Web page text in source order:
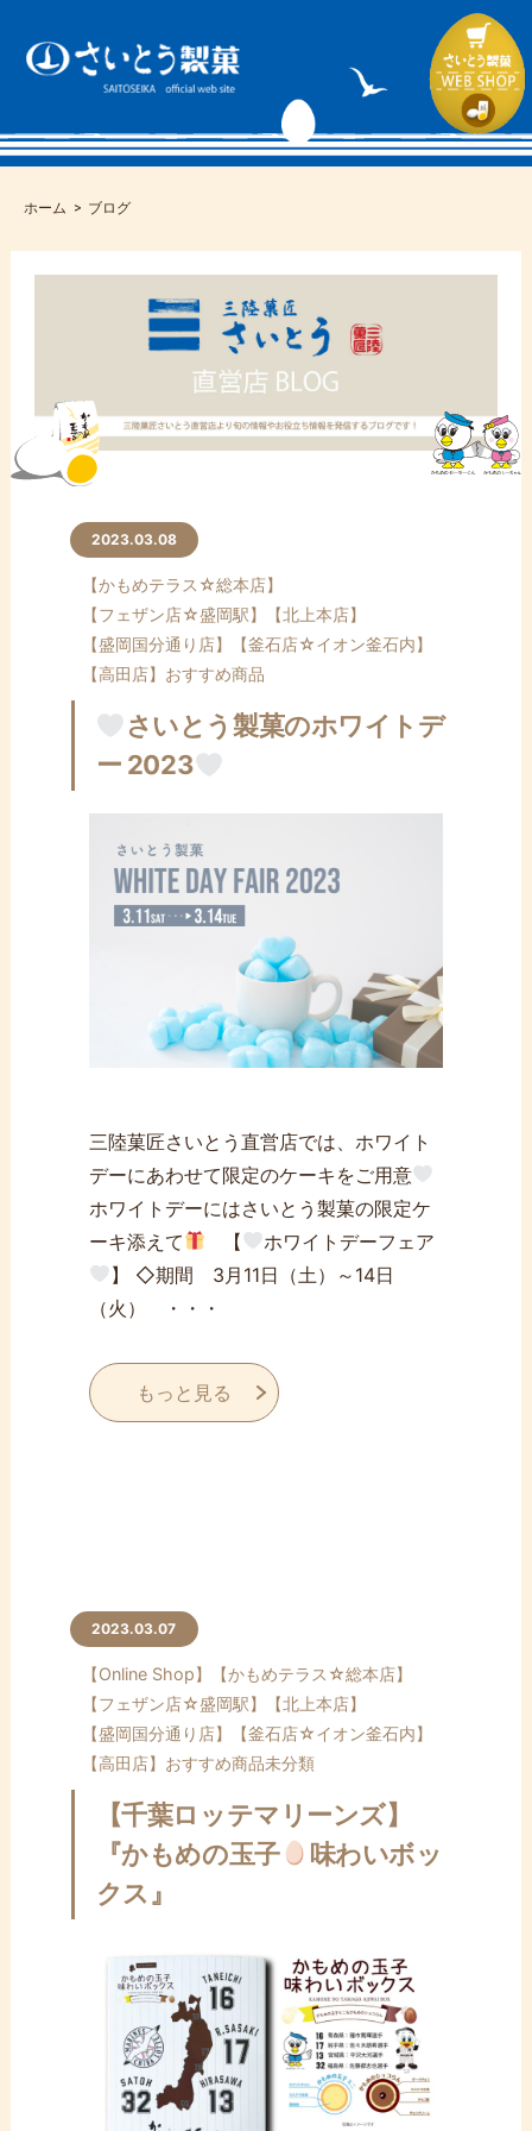
ホーム ブログ
2023.03.08
【かもめテラス☆総本店】
【フェザン店☆盛岡駅】
【北上本店】
【盛岡国分通り店】
【釜石店☆イオン釜石内】
【高田店】 おすすめ商品
さいとう製菓のホワイトデ
ー 2023
三陸菓匠さいとう直営店では、ホワイト
デーにあわせて限定のケーキをご用意
ホワイトデーにはさいとう製菓の限定ケ
ーキ添えて
【
ホワイトデーフェア
】 ◇期間 3月11日（土）～14日
（火） ・・・
もっと見る
2023.03.07
【Online Shop】
【かもめテラス☆総本店】
【フェザン店☆盛岡駅】
【北上本店】
【盛岡国分通り店】
【釜石店☆イオン釜石内】
【高田店】 おすすめ商品未分類
【千葉ロッテマリーンズ】
『かもめの玉子
味わいボッ
クス』